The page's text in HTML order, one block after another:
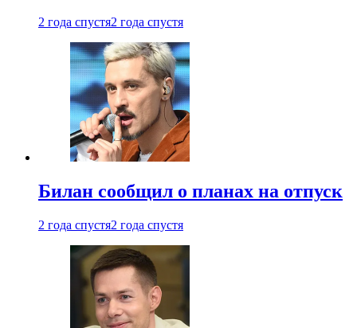
2 года спустя2 года спустя
Билан сообщил о планах на отпуск
2 года спустя2 года спустя